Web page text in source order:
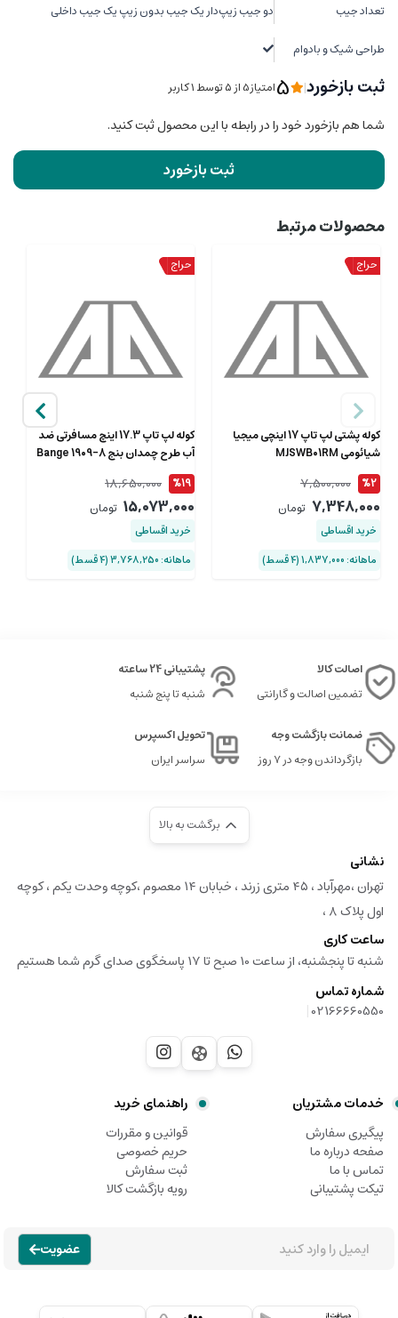
تعداد جیب دو جیب زیپ‌دار یک جیب بدون زیپ یک جیب داخلی
طراحی شیک و بادوام
ثبت بازخورد|
5امتیاز5 از ۵ توسط 1 کاربر
شما هم بازخورد خود را در رابطه با این محصول ثبت کنید.
ثبت بازخورد
محصولات مرتبط
کوله پشتی لپ تاپ 17 اینچی میجیا
شیائومی MJSWB01RM
%2
7,500,000
7,348,000 تومان
خرید اقساطی
ماهانه: 1,837,000 (۴ قسط)
کوله لپ تاپ 17.3 اینچ مسافرتی ضد
آب طرح چمدان بنج Bange 1909-8
%19
18,650,000
15,073,000 تومان
خرید اقساطی
ماهانه: 3,768,250 (۴ قسط)
اصالت کالا
تضمین اصالت و گارانتی
پشتیبانی 24 ساعته
شنبه تا پنج شنبه
ضمانت بازگشت وجه
بازگرداندن وجه در ۷ روز
تحویل اکسپرس
سراسر ایران
برگشت به بالا
نشانی
تهران ،مهرآباد ، ۴۵ متری زرند ، خبابان ۱۴ معصوم ،کوچه وحدت یکم ، کوچه
اول پلاک ۸ ،
ساعت کاری
شنبه تا پنجشنبه، از ساعت 10 صبح تا 17 پاسخگوی صدای گرم شما هستیم
شماره تماس
02166660550
|
خدمات مشتریان
پیگیری سفارش
صفحه درباره ما
تماس با ما
تیکت پشتیبانی
راهنمای خرید
قوانین و مقررات
حریم خصوصی
ثبت سفارش
رویه بازگشت کالا
عضویت